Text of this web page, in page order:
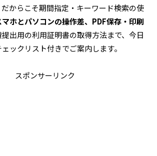
からこそ期間指定・キーワード検索の使
マホとパソコンの操作差、PDF保存・印刷
提出用の利用証明書の取得方法まで、今日
ックリスト付きでご案内します。
スポンサーリンク